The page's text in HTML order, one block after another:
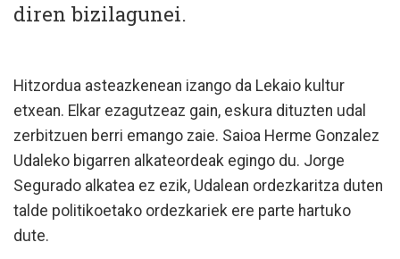
diren bizilagunei.
Hitzordua asteazkenean izango da Lekaio kultur
etxean. Elkar ezagutzeaz gain, eskura dituzten udal
zerbitzuen berri emango zaie. Saioa Herme Gonzalez
Udaleko bigarren alkateordeak egingo du. Jorge
Segurado alkatea ez ezik, Udalean ordezkaritza duten
talde politikoetako ordezkariek ere parte hartuko
dute.